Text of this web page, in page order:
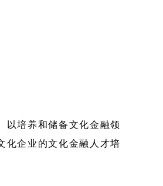
以培养和储备文化金融领
化企业的文化金融人才培